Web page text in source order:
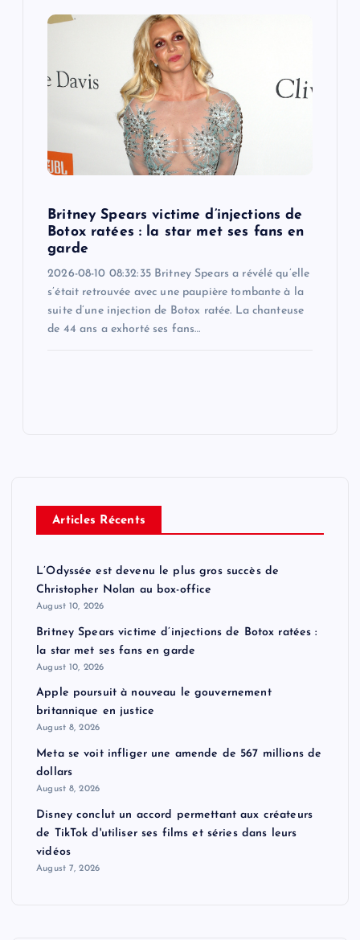
Britney Spears victime d’injections de
Botox ratées : la star met ses fans en
garde
2026-08-10 08:32:35 Britney Spears a révélé qu’elle
s’était retrouvée avec une paupière tombante à la
suite d’une injection de Botox ratée. La chanteuse
de 44 ans a exhorté ses fans…
Articles Récents
L’Odyssée est devenu le plus gros succès de
Christopher Nolan au box-office
August 10, 2026
Britney Spears victime d’injections de Botox ratées :
la star met ses fans en garde
August 10, 2026
Apple poursuit à nouveau le gouvernement
britannique en justice
August 8, 2026
Meta se voit infliger une amende de 567 millions de
dollars
August 8, 2026
Disney conclut un accord permettant aux créateurs
de TikTok d'utiliser ses films et séries dans leurs
vidéos
August 7, 2026